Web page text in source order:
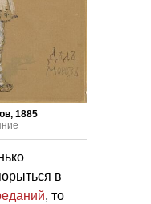
, 1885
в
, то